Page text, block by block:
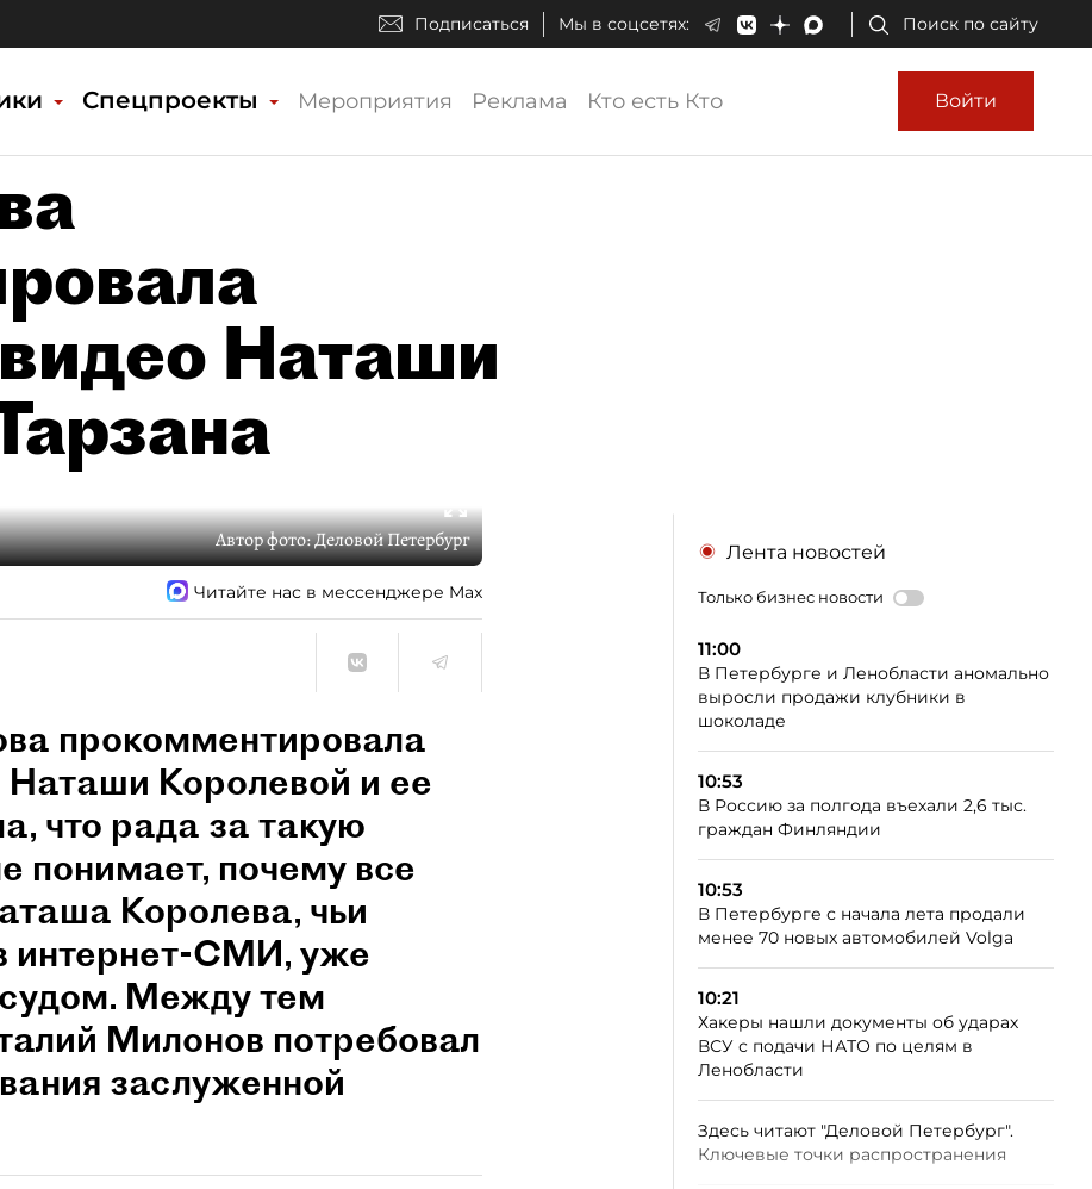
Подписаться Мы в соцсетях: Поиск по сайту
Спецпроекты Мероприятия Реклама Кто есть Кто Войти
Наташи
Автор фото:Деловой Петербург
Читайте нас в мессенджере Max
прокомментировала
Королевой и ее
что рада за такую
понимает, почему все
Королева, чьи
интернет-СМИ, уже
Между тем
Милонов потребовал
заслуженной
Лента новостей
Только бизнес новости
11:00
В Петербурге и Ленобласти аномально
выросли продажи клубники в
шоколаде
10:53
В Россию за полгода въехали 2,6 тыс.
граждан Финляндии
10:53
В Петербурге с начала лета продали
менее 70 новых автомобилей Volga
10:21
Хакеры нашли документы об ударах
ВСУ с подачи НАТО по целям в
Ленобласти
Здесь читают "Деловой Петербург".
Ключевые точки распространения